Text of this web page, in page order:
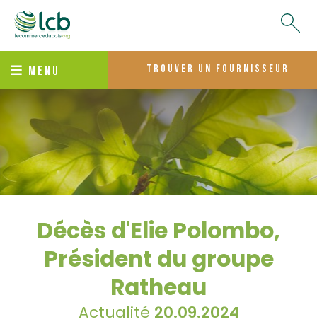
MENU trouver un fournisseur
Décès d'Elie Polombo,
Président du groupe
Ratheau
Actualité 20.09.2024